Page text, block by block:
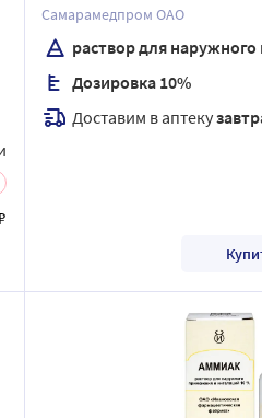
Самарамедпром ОАО
раствор для
Дозировка 10%
Доставим в аптеку